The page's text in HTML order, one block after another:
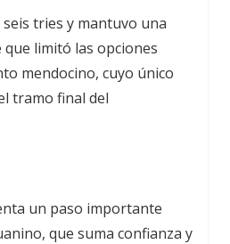
tries y mantuvo una
limitó las opciones
mendocino, cuyo único
tramo final del
un paso importante
que suma confianza y